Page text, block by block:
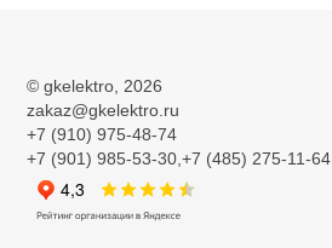
© gkelektro , 2026
zakaz@gkelektro.ru
+7 (910) 975-48-74
+7 (901) 985-53-30,+7 (485) 275-11-64